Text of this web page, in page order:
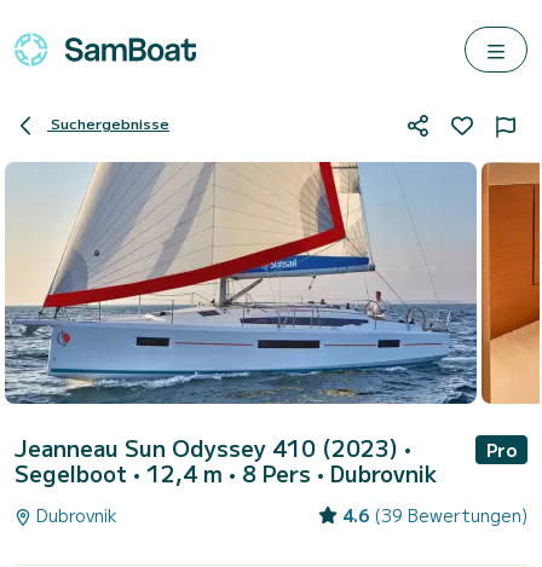
Suchergebnisse
Jeanneau Sun Odyssey 410 (2023) •
Segelboot • 12,4 m • 8 Pers • Dubrovnik
Pro
Dubrovnik 4.6 (39 Bewertungen)